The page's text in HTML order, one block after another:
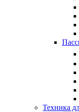
Техника